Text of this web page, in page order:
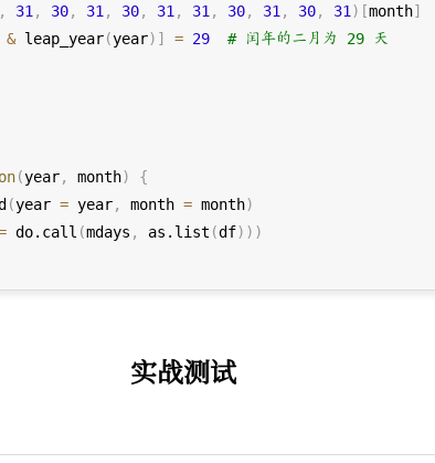
, 31 , 30, 31 , 30, 31 , 31 , 30, 31 , 30, 31 ) [month]
& leap_year(year) ] = 29
# 闰年的二月为 29 天
(year, month)
{
(year = year, month = month)
do.call (mdays , as.list (df) ) )
实战测试